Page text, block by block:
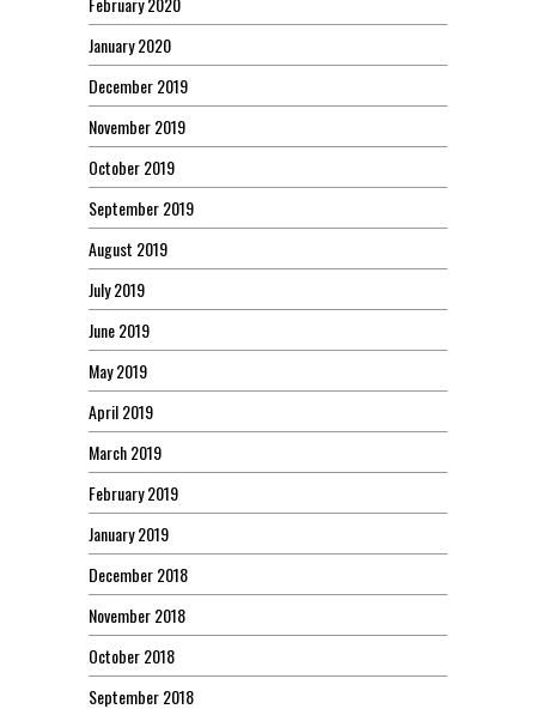
January 2020
December 2019
November 2019
October 2019
September 2019
August 2019
July 2019
June 2019
May 2019
April 2019
March 2019
February 2019
January 2019
December 2018
November 2018
October 2018
September 2018